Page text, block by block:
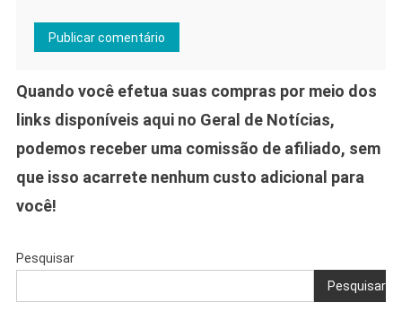
Quando você efetua suas compras por meio dos
links disponíveis aqui no Geral de Notícias,
podemos receber uma comissão de afiliado, sem
que isso acarrete nenhum custo adicional para
você!
Pesquisar
Pesquisar